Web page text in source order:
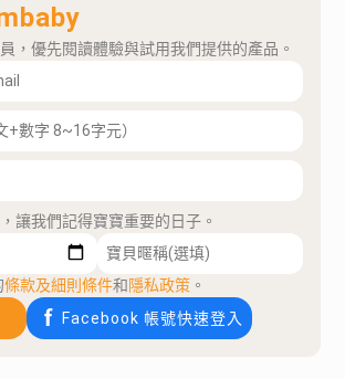
，優先閱讀體驗與試用我們提供的產品。
讓我們記得寶寶重要的日子。
條款及細則條件和隱私政策 。
Facebook 帳號快速登入